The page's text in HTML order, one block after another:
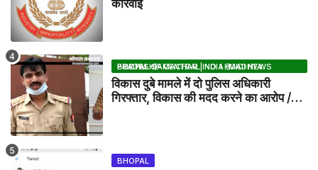
कार्रवाई
BHOPAL SAMACHAR | NO 1 HINDI NEWS PORTAL OF CENTRAL INDIA (MADHYA PRADESH)
विकास दुबे मामले में दो पुलिस अधिकारी
गिरफ्तार, विकास की मदद करने का आरोप /
BHOPAL